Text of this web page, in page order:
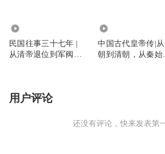
民国往事三十七年 |
从清帝退位到军阀混
中国古代皇帝传|
朝到清朝，从秦始
用户评论
还没有评论，快来发表第